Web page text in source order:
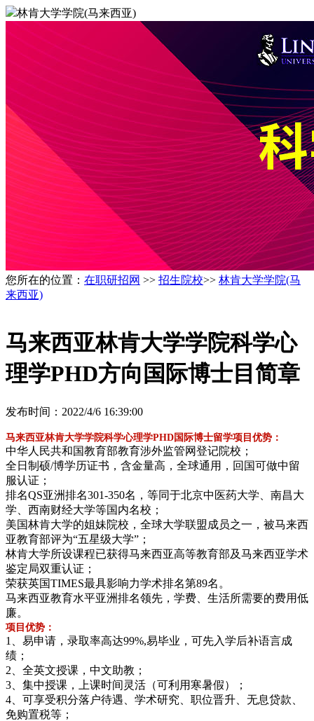
林肯大学学院(马来西亚)
您所在的位置： 在职研招网 >> 招生院校>> 林肯大学学院(马
来西亚)
马来西亚林肯大学学院科学心
理学PHD方向国际博士目简章
发布时间：2022/4/6 16:39:00
马来西亚林肯大学学院科学心理学PHD国际博士留学项目优势：
中华人民共和国教育部教育涉外监管网登记院校；
全日制硕/博学历证书，含金量高，全球通用，回国可做中留
服认证；
排名QS亚洲排名301-350名，等同于北京中医药大学、南昌大
学、西南财经大学等国内名校；
美国林肯大学的姐妹院校，全球大学联盟成员之一，被马来西
亚教育部评为“五星级大学”；
林肯大学所设课程已获得马来西亚高等教育部及马来西亚学术
鉴定局双重认证；
荣获英国TIMES最具影响力学术排名第89名。
马来西亚教育水平亚洲排名领先，学费、生活所需要的费用低
廉。
项目优势：
1、易申请，录取率高达99%,易毕业，可先入学后补语言成
绩；
2、全英文授课，中文助教；
3、集中授课，上课时间灵活（可利用寒暑假）；
4、可享受积分落户待遇、学术研究、职位晋升、无息贷款、
免购置税等；